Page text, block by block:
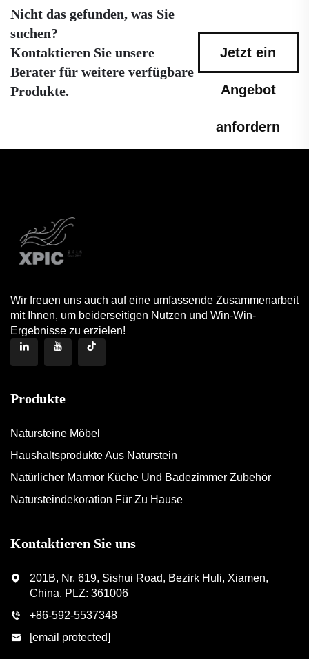
Nicht das gefunden, was Sie
suchen?
Kontaktieren Sie unsere
Berater für weitere verfügbare
Produkte.
Jetzt ein
Angebot
anfordern
Wir freuen uns auch auf eine umfassende Zusammenarbeit
mit Ihnen, um beiderseitigen Nutzen und Win-Win-
Ergebnisse zu erzielen!
Produkte
Natursteine Möbel
Haushaltsprodukte Aus Naturstein
Natürlicher Marmor Küche Und Badezimmer Zubehör
Natursteindekoration Für Zu Hause
Kontaktieren Sie uns
201B, Nr. 619, Sishui Road, Bezirk Huli, Xiamen,
China. PLZ: 361006
+86-592-5537348
[email protected]